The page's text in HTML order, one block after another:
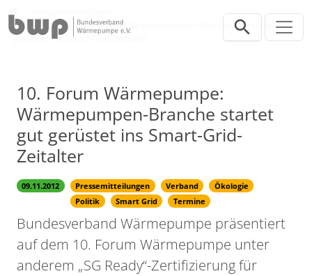
10. Forum Wärmepumpe: Wärmepumpen-Branche startet gut
gerüstet ins Smart-Grid-Zeitalter
10. Forum Wärmepumpe:
Wärmepumpen-Branche startet
gut gerüstet ins Smart-Grid-
Zeitalter
09.11.2012 Pressemitteilungen Verband
Ökologie
Politik
Smart Grid Termine
Bundesverband Wärmepumpe präsentiert
auf dem 10. Forum Wärmepumpe unter
anderem „SG Ready“-Zertifizierung für